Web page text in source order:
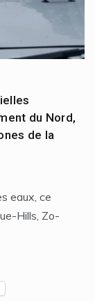
du Nord,
de la
eaux, ce
Hills, Zo-